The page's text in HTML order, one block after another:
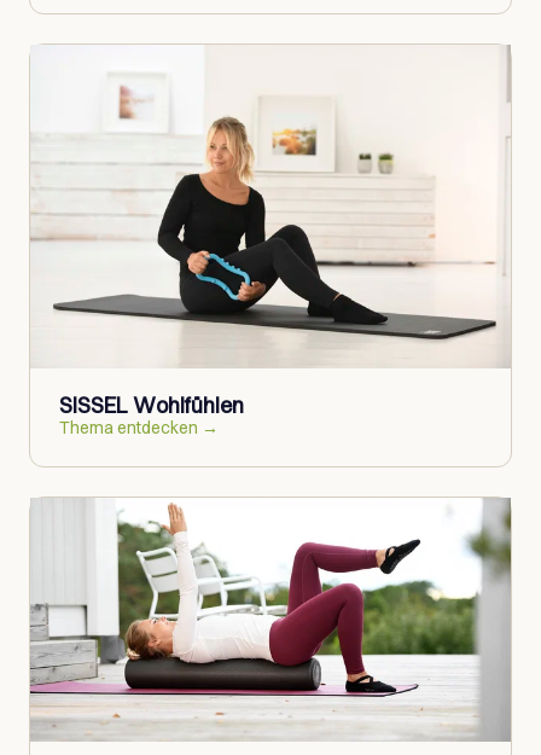
SISSEL Wohlfühlen
Thema entdecken →